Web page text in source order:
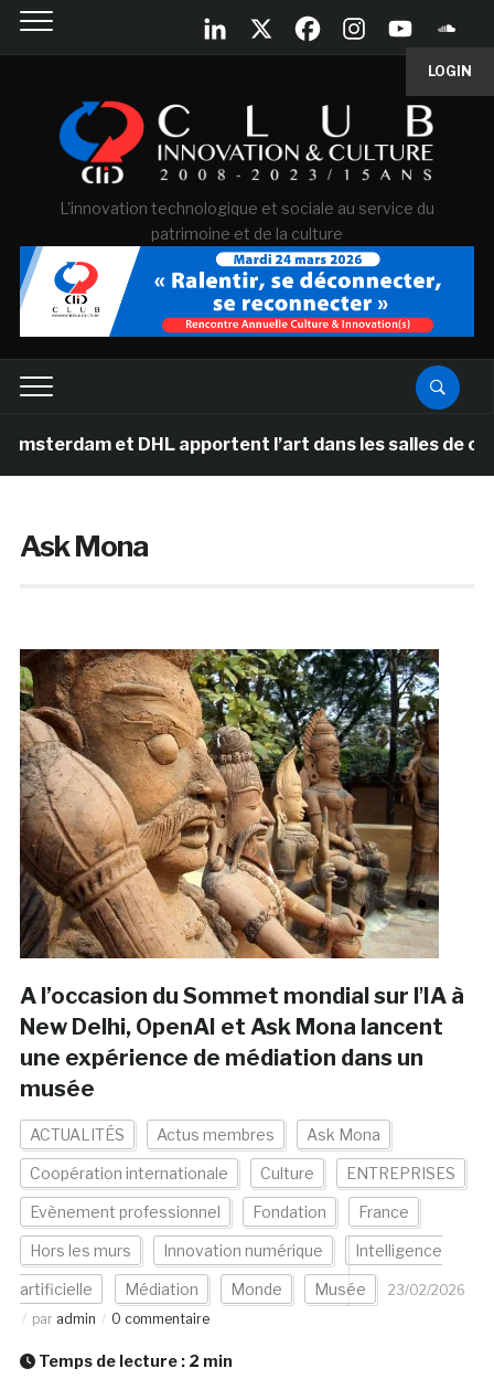
LOGIN
L'innovation technologique et sociale au service du
patrimoine et de la culture
et DHL apportent l’art dans les salles de classe des
Ask Mona
A l’occasion du Sommet mondial sur lʼIA à
New Delhi, OpenAI et Ask Mona lancent
une expérience de médiation dans un
musée
ACTUALITÉS Actus membres Ask Mona
Coopération internationale Culture ENTREPRISES
Evènement professionnel Fondation France
Hors les murs Innovation numérique Intelligence
artificielle Médiation Monde Musée
23/02/2026
par admin 0 commentaire
Temps de lecture : 2 min